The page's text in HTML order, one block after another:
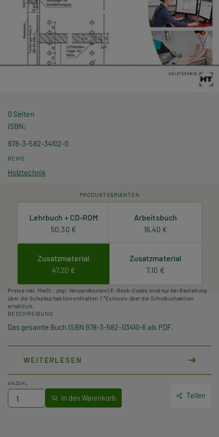
0 Seiten
ISBN
978-3-582-34102-0
REIHE
Holztechnik
PRODUKTVARIANTEN
Lehrbuch + CD-ROM
50,30 €
Arbeitsbuch
16,40 €
Zusatzmaterial
47,20 €
Zusatzmaterial
7,10 €
Preise inkl. MwSt., zzgl. Versandkosten | E-Book-Codes sind nur bei Bestellung
über die Schulbuchaktion enthalten. | *Exklusiv über die Schulbuchaktion
erhältlich.
BESCHREIBUNG
Das gesamte Buch ISBN 978-3-582-03410-6 als PDF.
WEITERLESEN
ANZAHL
Teilen